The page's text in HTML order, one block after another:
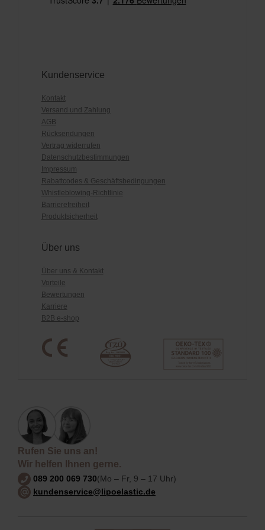
Kundenservice
Kontakt
Versand und Zahlung
AGB
Rücksendungen
Vertrag widerrufen
Datenschutzbestimmungen
Impressum
Rabattcodes & Geschäftsbedingungen
Whistleblowing-Richtlinie
Barrierefreiheit
Produktsicherheit
Über uns
Über uns & Kontakt
Vorteile
Bewertungen
Karriere
B2B e-shop
Rufen Sie uns an!
Wir helfen Ihnen gerne.
089 200 069 730(Mo – Fr, 9 – 17 Uhr)
kundenservice@lipoelastic.de